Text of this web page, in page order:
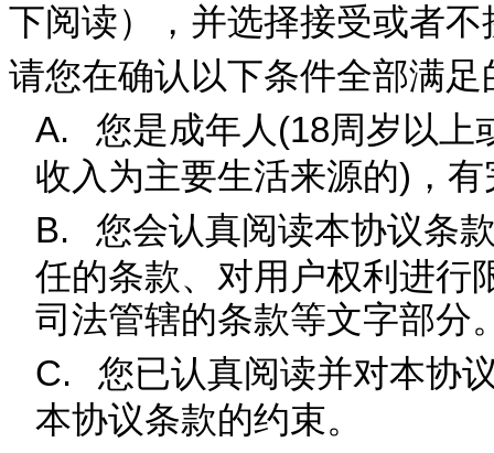
下阅读），并选择接受或者
请您在确认以下条件全部满足
A.
您是成年人 (18周岁以上
收入为主要生活来源的) ，
B.
您会认真阅读本协议条
任的条款、对用户权利进行
司法管辖的条款等文字部分
C.
您已认真阅读并对本协
本协议条款的约束。